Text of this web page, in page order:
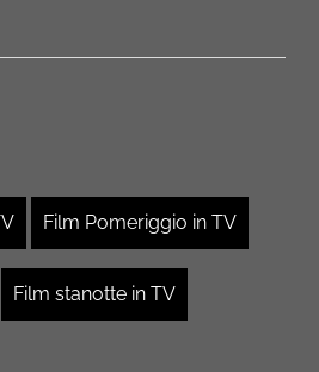
Film Pomeriggio in TV
Film stanotte in TV